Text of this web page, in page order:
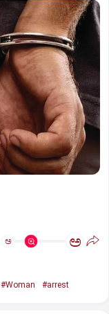
ಅ ಅ
#Woman #arrest